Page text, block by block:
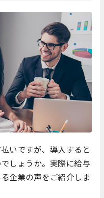
いですが、導入すると
しょうか。実際に給与
企業の声をご紹介しま